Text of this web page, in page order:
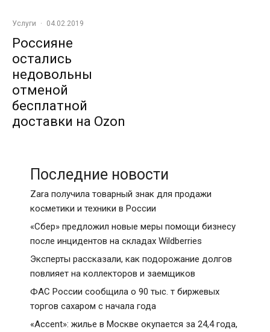
Услуги · 04.02.2019
Россияне
остались
недовольны
отменой
бесплатной
доставки на Ozon
Последние новости
Zara получила товарный знак для продажи
косметики и техники в России
«Сбер» предложил новые меры помощи бизнесу
после инцидентов на складах Wildberries
Эксперты рассказали, как подорожание долгов
повлияет на коллекторов и заемщиков
ФАС России сообщила о 90 тыс. т биржевых
торгов сахаром с начала года
«Accent»: жилье в Москве окупается за 24,4 года,